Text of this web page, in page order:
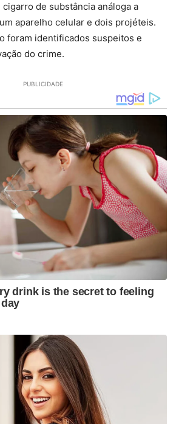
de substância análoga a
aparelho celular e dois projéteis.
foram identificados suspeitos e
do crime.
PUBLICIDADE